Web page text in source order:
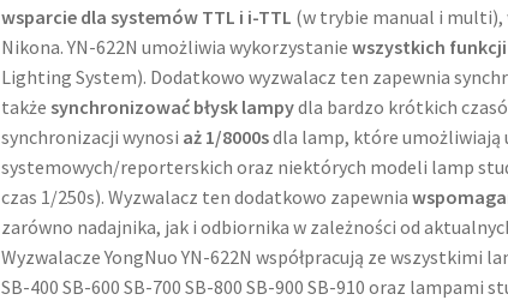
wsparcie dla systemów TTL i i-TTL (w trybie manual i multi),
Nikona. YN-622N umożliwia wykorzystanie wszystkich funkcji
Lighting System). Dodatkowo wyzwalacz ten zapewnia
także synchronizować błysk lampydla bardzo krótkich
synchronizacji wynosi aż 1/8000sdla lamp, które umożliwiają
systemowych/reporterskich oraz niektórych modeli lamp
czas 1/250s). Wyzwalacz ten dodatkowo zapewnia
zarówno nadajnika, jak i odbiornika w zależności od
Wyzwalacze YongNuo YN-622N współpracują ze
SB-400 SB-600 SB-700 SB-800 SB-900 SB-910 oraz lampami